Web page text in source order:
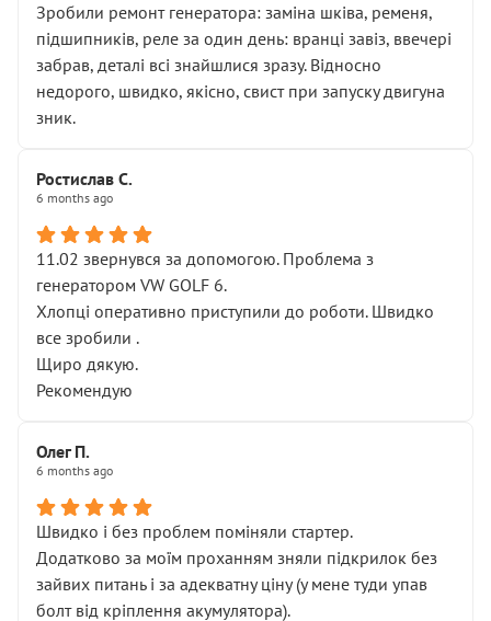
Зробили ремонт генератора: заміна шківа, ременя,
підшипників, реле за один день: вранці завіз, ввечері
забрав, деталі всі знайшлися зразу. Відносно
недорого, швидко, якісно, свист при запуску двигуна
зник.
Ростислав С.
6 months ago
11.02 звернувся за допомогою. Проблема з
генератором VW GOLF 6.
Хлопці оперативно приступили до роботи. Швидко
все зробили .
Щиро дякую.
Рекомендую
Олег П.
6 months ago
Швидко і без проблем поміняли стартер.
Додатково за моїм проханням зняли підкрилок без
зайвих питань і за адекватну ціну (у мене туди упав
болт від кріплення акумулятора).